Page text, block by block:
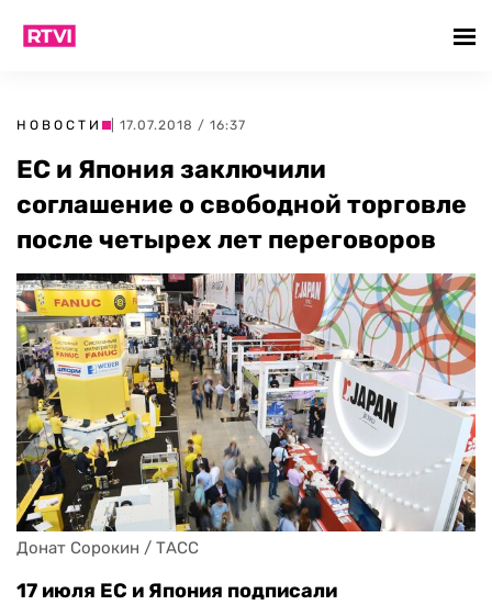
НОВОСТИ | 17.07.2018 / 16:37
ЕС и Япония заключили
соглашение о свободной торговле
после четырех лет переговоров
Донат Сорокин / ТАСС
17 июля ЕС и Япония подписали